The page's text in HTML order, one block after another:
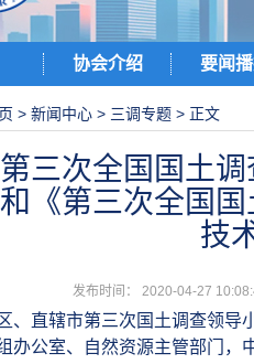
协会介绍 要闻
> 新闻中心 > 三调专题 > 正文
三次全国国土
《第三次全国
技
发布时间： 2020-04-27
、直辖市第三次国土调查领导
办公室、自然资源主管部门，